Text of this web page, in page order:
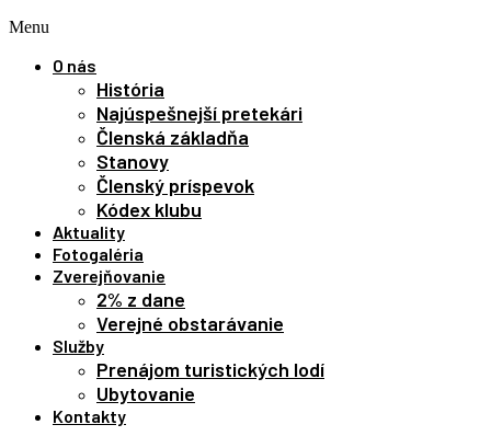
Menu
O nás
História
Najúspešnejší pretekári
Členská základňa
Stanovy
Členský príspevok
Kódex klubu
Aktuality
Fotogaléria
Zverejňovanie
2% z dane
Verejné obstarávanie
Služby
Prenájom turistických lodí
Ubytovanie
Kontakty